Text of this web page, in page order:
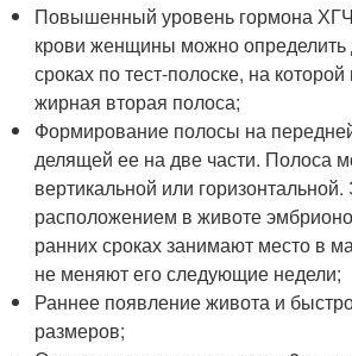
Повышенный уровень гормона
крови женщины можно определить
сроках по тест-полоске, на
жирная вторая полоса;
Формирование полосы на
делящей ее на две части. Полоса
вертикальной или
расположением в животе
ранних сроках занимают место в
не меняют его следующие недели;
Раннее появление живота и
размеров;